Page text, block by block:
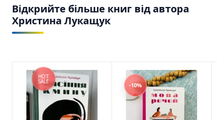
Відкрийте більше книг від автора
Христина Лукащук
HOT
SALE
-10%